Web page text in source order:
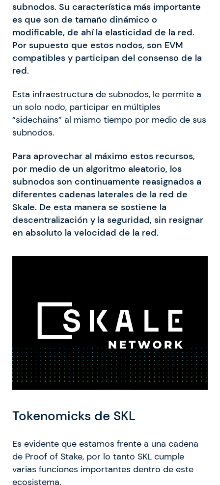
subnodos. Su característica más importante
es que son de tamaño dinámico o
modificable, de ahí la elasticidad de la red.
Por supuesto que estos nodos, son EVM
compatibles y participan del consenso de la
red.
Esta infraestructura de subnodos, le permite a
un solo nodo, participar en múltiples
“sidechains” al mismo tiempo por medio de sus
subnodos.
Para aprovechar al máximo estos recursos,
por medio de un algoritmo aleatorio, los
subnodos son continuamente reasignados a
diferentes cadenas laterales de la red de
Skale. De esta manera se sostiene la
descentralización y la seguridad, sin resignar
en absoluto la velocidad de la red.
Tokenomicks de SKL
Es evidente que estamos frente a una cadena
de Proof of Stake, por lo tanto SKL cumple
varias funciones importantes dentro de este
ecosistema.